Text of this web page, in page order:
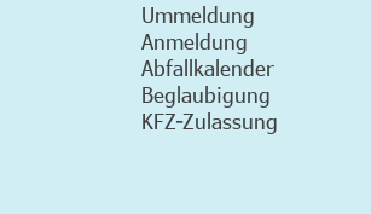
Ummeldung
Anmeldung
Abfallkalender
Beglaubigung
KFZ-Zulassung